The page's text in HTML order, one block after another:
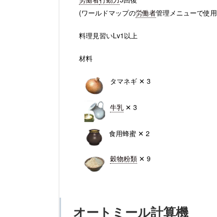
(ワールドマップの労働者管理メニューで使
料理見習いLv1以上
材料
タマネギ ✕ 3
牛乳 ✕ 3
食用蜂蜜 ✕ 2
穀物粉類 ✕ 9
オートミール計算機